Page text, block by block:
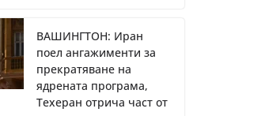
ВАШИНГТОН: Иран
поел ангажименти за
прекратяване на
ядрената програма,
Техеран отрича част от